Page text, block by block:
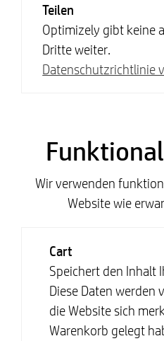
Teilen
Optimizely gibt keine
Dritte weiter.
Datenschutzrichtlinie
Wir verwenden
Website wie
Cart
Speichert den Inhalt
Diese Daten werden
die Website sich
Warenkorb gelegt